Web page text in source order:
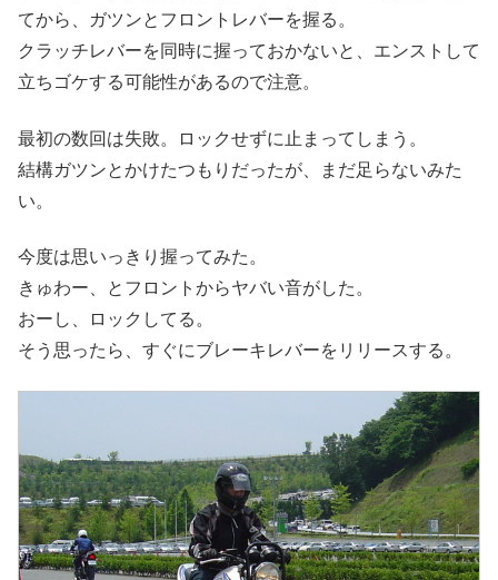
てから、ガツンとフロントレバーを握る。
クラッチレバーを同時に握っておかないと、エンストして
立ちゴケする可能性があるので注意。
最初の数回は失敗。ロックせずに止まってしまう。
結構ガツンとかけたつもりだったが、まだ足らないみた
い。
今度は思いっきり握ってみた。
きゅわー、とフロントからヤバい音がした。
おーし、ロックしてる。
そう思ったら、すぐにブレーキレバーをリリースする。